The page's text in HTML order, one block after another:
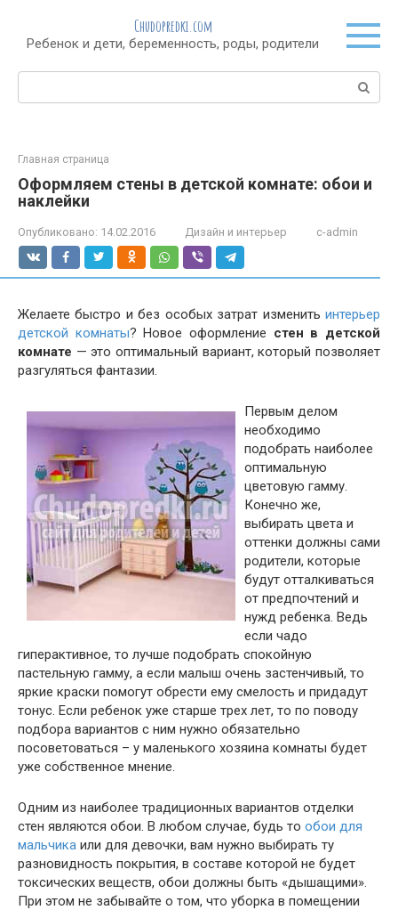
контенту
Chudopredki.com
Ребенок и дети, беременность, роды, родители
Поиск:
Главная страница
Оформляем стены в детской комнате: обои и
наклейки
Опубликовано: 14.02.2016 Дизайн и интерьер c-admin
Желаете быстро и без особых затрат изменить интерьер
детской комнаты? Новое оформление стен в детской
комнате — это оптимальный вариант, который позволяет
разгуляться фантазии.
Первым делом
необходимо
подобрать наиболее
оптимальную
цветовую гамму.
Конечно же,
выбирать цвета и
оттенки должны сами
родители, которые
будут отталкиваться
от предпочтений и
нужд ребенка. Ведь
если чадо
гиперактивное, то лучше подобрать спокойную
пастельную гамму, а если малыш очень застенчивый, то
яркие краски помогут обрести ему смелость и придадут
тонус. Если ребенок уже старше трех лет, то по поводу
подбора вариантов с ним нужно обязательно
посоветоваться – у маленького хозяина комнаты будет
уже собственное мнение.
Одним из наиболее традиционных вариантов отделки
стен являются обои. В любом случае, будь то обои для
мальчика или для девочки, вам нужно выбирать ту
разновидность покрытия, в составе которой не будет
токсических веществ, обои должны быть «дышащими».
При этом не забывайте о том, что уборка в помещении